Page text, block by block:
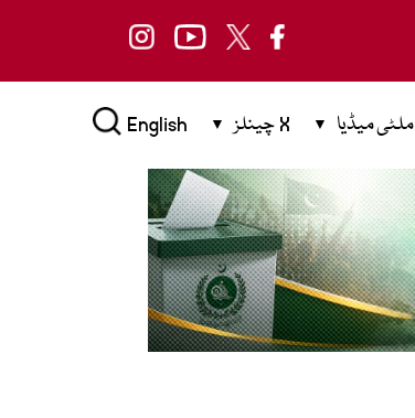
ملٹی میڈیا X چینلز English